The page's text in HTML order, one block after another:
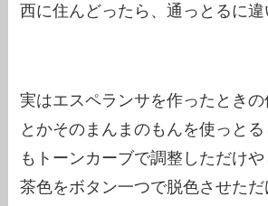
西に住んどったら、通っとるに違
実はエスペランサを作ったとき
とかそのまんまのもんを使っと
もトーンカーブで調整しただけ
茶色をボタン一つで脱色させた